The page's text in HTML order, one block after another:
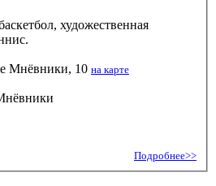
художественная
Мнёвники, 10 на карте
Подробнее>>